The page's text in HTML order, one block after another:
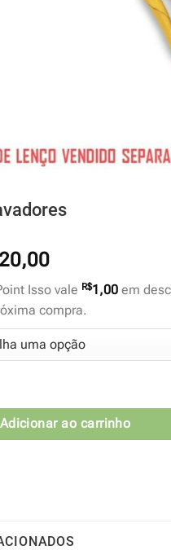
Faixa
de
preço:
R$15,00
através
R$20,00
Isso vale R$1,00 em
compra.
quantidade
Adicionar ao carrinho